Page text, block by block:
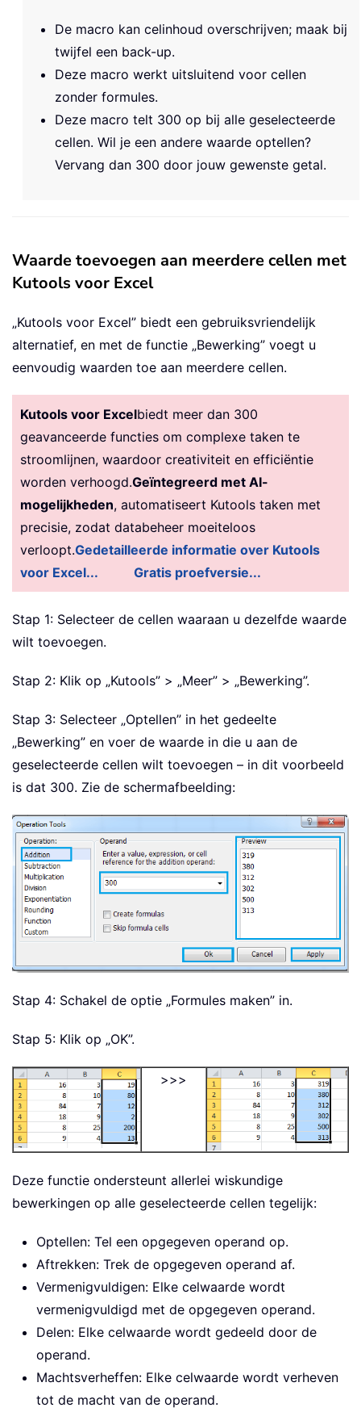
De macro kan celinhoud overschrijven; maak bij
twijfel een back-up.
Deze macro werkt uitsluitend voor cellen
zonder formules.
Deze macro telt 300 op bij alle geselecteerde
cellen. Wil je een andere waarde optellen?
Vervang dan 300 door jouw gewenste getal.
Waarde toevoegen aan meerdere cellen met
Kutools voor Excel
„Kutools voor Excel” biedt een gebruiksvriendelijk
alternatief, en met de functie „Bewerking” voegt u
eenvoudig waarden toe aan meerdere cellen.
Kutools voor Excelbiedt meer dan 300
geavanceerde functies om complexe taken te
stroomlijnen, waardoor creativiteit en efficiëntie
worden verhoogd.Geïntegreerd met AI-
mogelijkheden, automatiseert Kutools taken met
precisie, zodat databeheer moeiteloos
verloopt.Gedetailleerde informatie over Kutools
voor Excel...
Gratis proefversie...
Stap 1: Selecteer de cellen waaraan u dezelfde waarde
wilt toevoegen.
Stap 2: Klik op „Kutools” > „Meer” > „Bewerking”.
Stap 3: Selecteer „Optellen” in het gedeelte
„Bewerking” en voer de waarde in die u aan de
geselecteerde cellen wilt toevoegen – in dit voorbeeld
is dat 300. Zie de schermafbeelding:
Stap 4: Schakel de optie „Formules maken” in.
Stap 5: Klik op „OK”.
>>>
Deze functie ondersteunt allerlei wiskundige
bewerkingen op alle geselecteerde cellen tegelijk:
Optellen: Tel een opgegeven operand op.
Aftrekken: Trek de opgegeven operand af.
Vermenigvuldigen: Elke celwaarde wordt
vermenigvuldigd met de opgegeven operand.
Delen: Elke celwaarde wordt gedeeld door de
operand.
Machtsverheffen: Elke celwaarde wordt verheven
tot de macht van de operand.